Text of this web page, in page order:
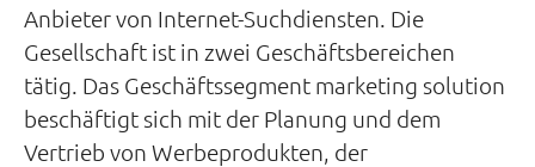
Anbieter von Internet-Suchdiensten. Die
Gesellschaft ist in zwei Geschäftsbereichen
tätig. Das Geschäftssegment marketing solution
beschäftigt sich mit der Planung und dem
Vertrieb von Werbeprodukten, der